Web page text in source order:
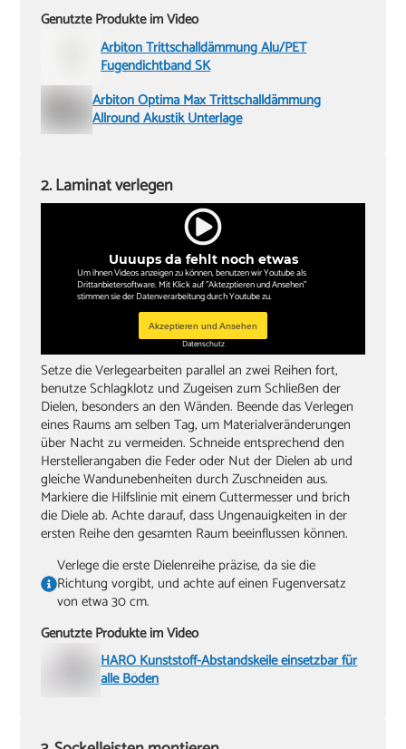
Genutzte Produkte im Video
Arbiton Trittschalldämmung Alu/PET
Fugendichtband SK
Arbiton Optima Max Trittschalldämmung
Allround Akustik Unterlage
Uuuups da fehlt noch etwas
Um ihnen Videos anzeigen zu können, benutzen wir Youtube als
Drittanbietersoftware. Mit Klick auf "Aktezptieren und Ansehen"
stimmen sie der Datenverarbeitung durch Youtube zu.
Akzeptieren und Ansehen
Datenschutz
2. Laminat verlegen
Setze die Verlegearbeiten parallel an zwei Reihen fort,
benutze Schlagklotz und Zugeisen zum Schließen der
Dielen, besonders an den Wänden. Beende das Verlegen
eines Raums am selben Tag, um Materialveränderungen
über Nacht zu vermeiden. Schneide entsprechend den
Herstellerangaben die Feder oder Nut der Dielen ab und
gleiche Wandunebenheiten durch Zuschneiden aus.
Markiere die Hilfslinie mit einem Cuttermesser und brich
die Diele ab. Achte darauf, dass Ungenauigkeiten in der
ersten Reihe den gesamten Raum beeinflussen können.
Verlege die erste Dielenreihe präzise, da sie die
Richtung vorgibt, und achte auf einen Fugenversatz
von etwa 30 cm.
Genutzte Produkte im Video
HARO Kunststoff-Abstandskeile einsetzbar für
alle Böden